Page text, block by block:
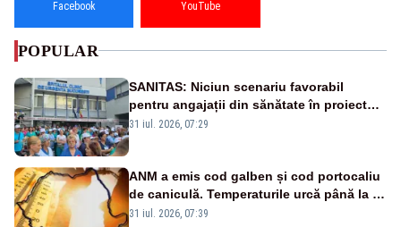
Facebook YouTube
POPULAR
SANITAS: Niciun scenariu favorabil
pentru angajații din sănătate în proiectul
Legii salarizării
31 iul. 2026, 07:29
ANM a emis cod galben și cod portocaliu
de caniculă. Temperaturile urcă până la 38
de grade, iar nopțile devin tropicale
31 iul. 2026, 07:39